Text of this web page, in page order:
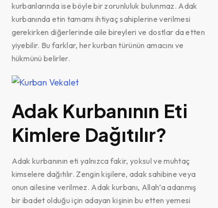
kurbanlarında ise böyle bir zorunluluk bulunmaz. Adak
kurbanında etin tamamı ihtiyaç sahiplerine verilmesi
gerekirken diğerlerinde aile bireyleri ve dostlar da etten
yiyebilir. Bu farklar, her kurban türünün amacını ve
hükmünü belirler.
Adak Kurbanının Eti
Kimlere Dağıtılır?
Adak kurbanının eti yalnızca fakir, yoksul ve muhtaç
kimselere dağıtılır. Zengin kişilere, adak sahibine veya
onun ailesine verilmez. Adak kurbanı, Allah’a adanmış
bir ibadet olduğu için adayan kişinin bu etten yemesi